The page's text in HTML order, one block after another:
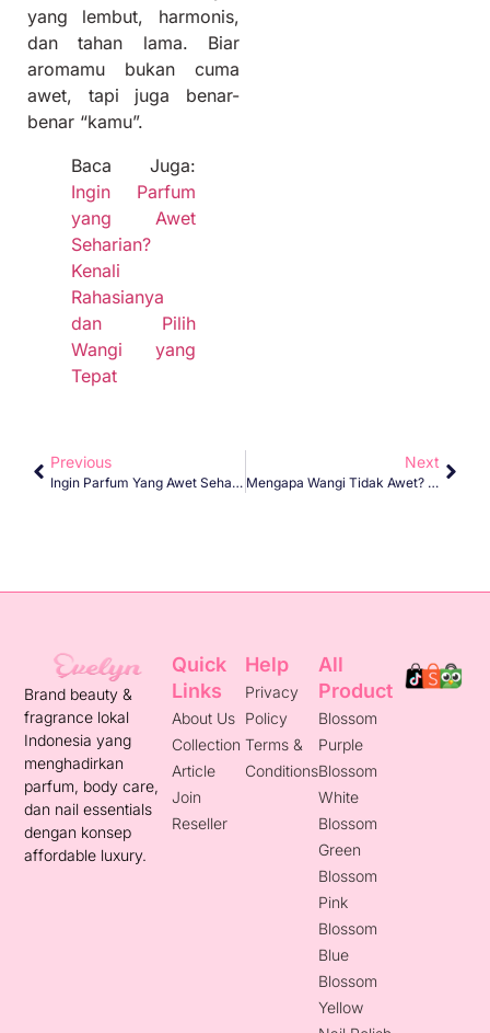
yang lembut, harmonis,
dan tahan lama. Biar
aromamu bukan cuma
awet, tapi juga benar-
benar “kamu”.
Baca Juga:
Ingin Parfum
yang Awet
Seharian?
Kenali
Rahasianya
dan Pilih
Wangi yang
Tepat
Previous
Ingin Parfum Yang Awet Seharian? Kenali Rahasianya Dan Pilih Wangi Yang Tepat
Next
Mengapa Wangi Tidak Awet? Ini Alasan Dan Solusi Layering Parfum
Brand beauty &
fragrance lokal
Indonesia yang
menghadirkan
parfum, body care,
dan nail essentials
dengan konsep
affordable luxury.
Quick
Links
About Us
Collection
Article
Join
Reseller
Help
Privacy
Policy
Terms &
Conditions
All
Product
Blossom
Purple
Blossom
White
Blossom
Green
Blossom
Pink
Blossom
Blue
Blossom
Yellow